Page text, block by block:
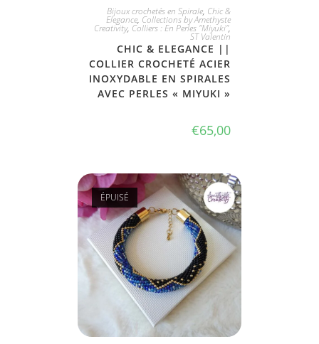
JE L'ADOPTE
Bijoux crochetés en Spirale, Chic &
Elegance, Collections by Amethyste
Creativity, Colliers : En Perles "Miyuki",
ST Valentin
CHIC & ELEGANCE ||
COLLIER CROCHETÉ ACIER
INOXYDABLE EN SPIRALES
AVEC PERLES « MIYUKI »
€65,00
ÉPUISÉ